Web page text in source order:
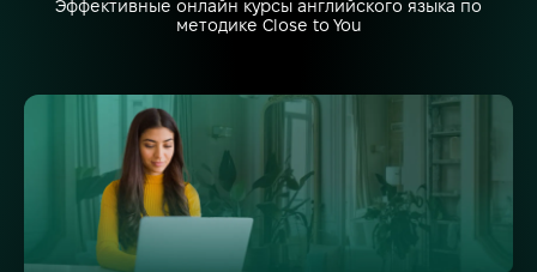
Эффективные онлайн курсы английского языка по
методике Close to You